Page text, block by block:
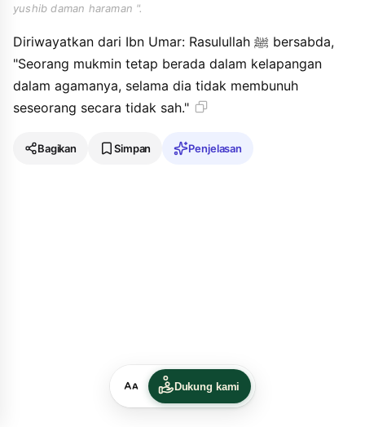
yushib daman haraman ".
Diriwayatkan dari Ibn Umar: Rasulullah ﷺ bersabda,
"Seorang mukmin tetap berada dalam kelapangan
dalam agamanya, selama dia tidak membunuh
seseorang secara tidak sah."
Bagikan Simpan Penjelasan
Dukung kami